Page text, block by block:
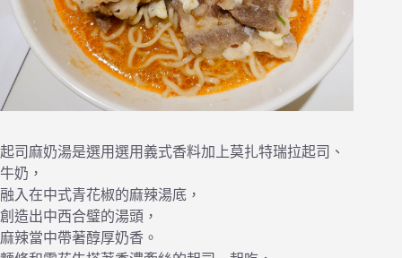
起司麻奶湯是選用選用義式香料加上莫扎特瑞拉起司、
牛奶，
融入在中式青花椒的麻辣湯底，
創造出中西合璧的湯頭，
麻辣當中帶著醇厚奶香。